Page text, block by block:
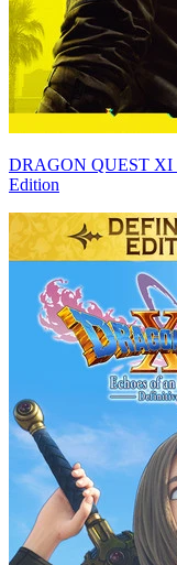
DRAGON QUEST XI
Edition